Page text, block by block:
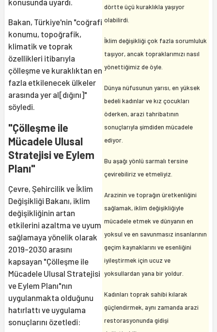
dörtte üçü kuraklıkla yaşıyor
olabilirdi.
İklim değişikliği çok fazla sorumluluk
taşıyor, ancak topraklarımızı nasıl
yönettiğimiz de öyle.
Dünya nüfusunun yarısı, en yüksek
bedeli kadınlar ve kız çocukları
öderken, arazi tahribatının
sonuçlarıyla şimdiden mücadele
ediyor.
Bu aşağı yönlü sarmalı tersine
çevirebiliriz ve etmeliyiz.
Arazinin ve toprağın üretkenliğini
sağlamak, iklim değişikliğiyle
mücadele etmek ve dünyanın en
yoksul ve en savunmasız insanlarının
geçim kaynaklarını ve esenliğini
iyileştirmek için ucuz ve
yoksullardan yana bir yoldur.
Kadınları toprak sahibi kılarak
güçlendirmek, aynı zamanda arazi
restorasyonunda gidişi
konusunda uyardı.
Bakan, Türkiye'nin "coğrafi
konumu, topoğrafik,
klimatik ve toprak
özellikleri itibarıyla
çölleşme ve kuraklıktan en
fazla etkilenecek ülkeler
arasında yer al[dığını]"
söyledi.
"Çölleşme ile
Mücadele Ulusal
Stratejisi ve Eylem
Planı"
Çevre, Şehircilik ve İklim
Değişikliği Bakanı, iklim
değişikliğinin artan
etkilerini azaltma ve uyum
sağlamaya yönelik olarak
2019-2030 arasını
kapsayan "Çölleşme ile
Mücadele Ulusal Stratejisi
ve Eylem Planı"nın
uygulanmakta olduğunu
hatırlattı ve uygulama
sonuçlarını özetledi: